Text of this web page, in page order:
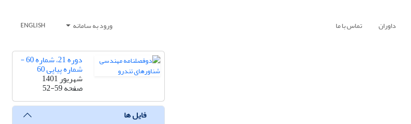
داوران تماس با ما ورود به سامانه ENGLISH
دوره 21، شماره 60 -
شماره پیاپی 60
شهریور 1401
صفحه52-59
فایل ها